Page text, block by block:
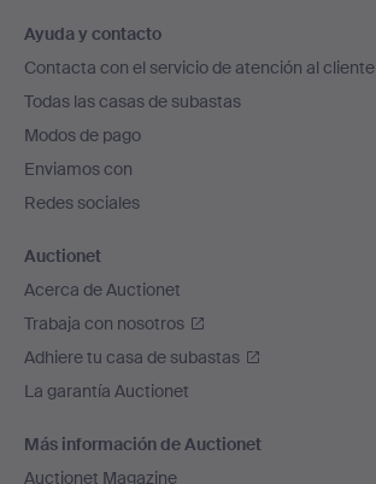
en
el
pie
de
página
Ayuda y contacto
Contacta con el servicio de atención al cliente
Todas las casas de subastas
Modos de pago
Enviamos con
Redes sociales
Auctionet
Acerca de Auctionet
Trabaja con nosotros
Adhiere tu casa de subastas
La garantía Auctionet
Más información de Auctionet
Auctionet Magazine